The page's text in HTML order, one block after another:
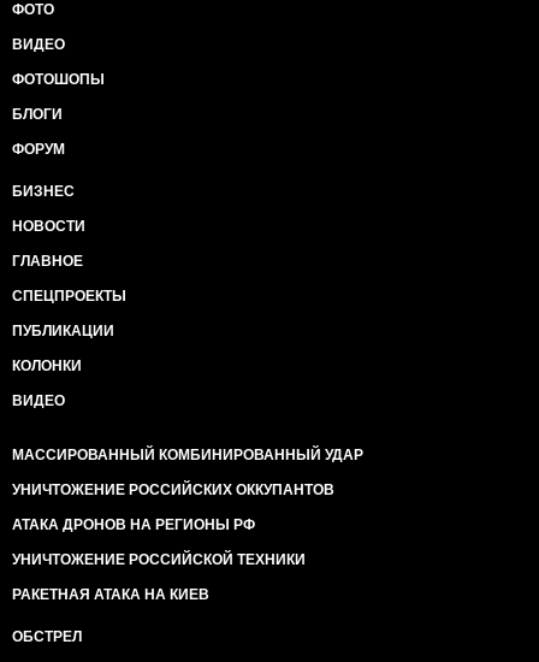
ФОТО
ВИДЕО
ФОТОШОПЫ
БЛОГИ
ФОРУМ
БИЗНЕС
НОВОСТИ
ГЛАВНОЕ
СПЕЦПРОЕКТЫ
ПУБЛИКАЦИИ
КОЛОНКИ
ВИДЕО
МАССИРОВАННЫЙ КОМБИНИРОВАННЫЙ УДАР
УНИЧТОЖЕНИЕ РОССИЙСКИХ ОККУПАНТОВ
АТАКА ДРОНОВ НА РЕГИОНЫ РФ
УНИЧТОЖЕНИЕ РОССИЙСКОЙ ТЕХНИКИ
РАКЕТНАЯ АТАКА НА КИЕВ
ОБСТРЕЛ